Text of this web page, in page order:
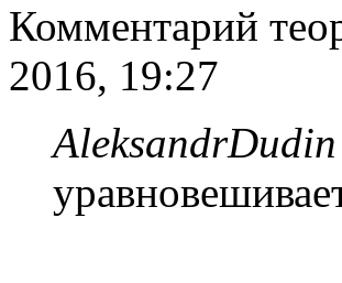
Комментарий
2016, 19:27